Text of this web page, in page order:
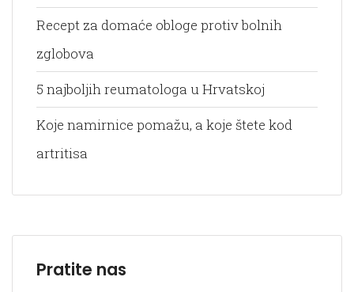
Recept za domaće obloge protiv bolnih
zglobova
5 najboljih reumatologa u Hrvatskoj
Koje namirnice pomažu, a koje štete kod
artritisa
Pratite nas